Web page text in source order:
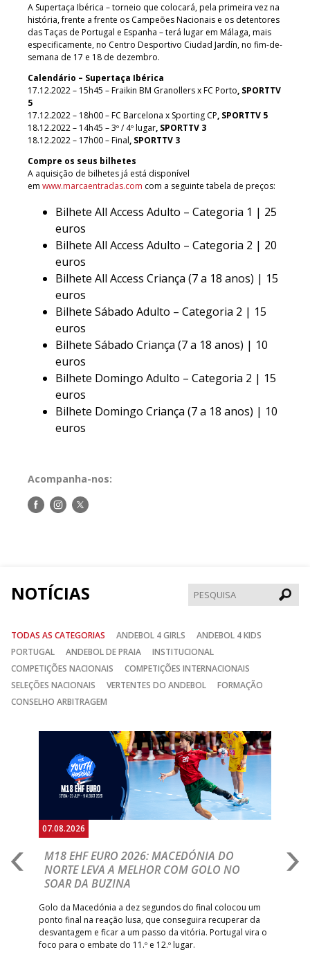
A Supertaça Ibérica – torneio que colocará, pela primeira vez na
história, frente a frente os Campeões Nacionais e os detentores
das Taças de Portugal e Espanha – terá lugar em Málaga, mais
especificamente, no Centro Desportivo Ciudad Jardín, no fim-de-
semana de 17 e 18 de dezembro.
Calendário – Supertaça Ibérica
17.12.2022 – 15h45 – Fraikin BM Granollers x FC Porto, SPORTTV
5
17.12.2022 – 18h00 – FC Barcelona x Sporting CP, SPORTTV 5
18.12.2022 – 14h45 – 3º / 4º lugar, SPORTTV 3
18.12.2022 – 17h00 – Final, SPORTTV 3
Compre os seus bilhetes
A aquisição de bilhetes já está disponível
em www.marcaentradas.com com a seguinte tabela de preços:
Bilhete All Access Adulto – Categoria 1 | 25
euros
Bilhete All Access Adulto – Categoria 2 | 20
euros
Bilhete All Access Criança (7 a 18 anos) | 15
euros
Bilhete Sábado Adulto – Categoria 2 | 15
euros
Bilhete Sábado Criança (7 a 18 anos) | 10
euros
Bilhete Domingo Adulto – Categoria 2 | 15
euros
Bilhete Domingo Criança (7 a 18 anos) | 10
euros
Acompanha-nos:
Siga-Siga-Siga-
NOTÍCIAS
TODAS AS CATEGORIAS ANDEBOL 4 GIRLS
ANDEBOL 4 KIDS
PORTUGAL
ANDEBOL DE PRAIA
INSTITUCIONAL
COMPETIÇÕES NACIONAIS
COMPETIÇÕES INTERNACIONAIS
SELEÇÕES NACIONAIS
VERTENTES DO ANDEBOL
FORMAÇÃO
CONSELHO ARBITRAGEM
07.08.2026
M18 EHF EURO 2026: MACEDÓNIA DO
NORTE LEVA A MELHOR COM GOLO NO
SOAR DA BUZINA
Golo da Macedónia a dez segundos do final colocou um
ponto final na reação lusa, que conseguira recuperar da
desvantagem e ficar a um passo da vitória. Portugal vira o
foco para o embate do 11.º e 12.º lugar.